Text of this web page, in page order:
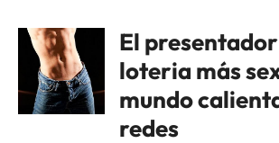
El
loteria más
mundo
redes